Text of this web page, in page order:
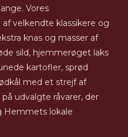
Vores
velkendte klassikere og
knas og masser af
sild, hjemmerøget laks
kartofler, sprød
med et strejf af
udvalgte råvarer, der
Hemmets lokale